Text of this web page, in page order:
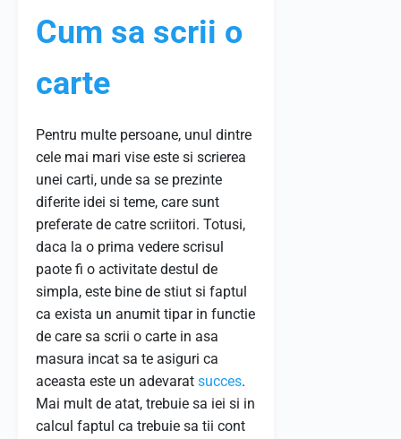
Cum sa scrii o
carte
Pentru multe persoane, unul dintre
cele mai mari vise este si scrierea
unei carti, unde sa se prezinte
diferite idei si teme, care sunt
preferate de catre scriitori. Totusi,
daca la o prima vedere scrisul
paote fi o activitate destul de
simpla, este bine de stiut si faptul
ca exista un anumit tipar in functie
de care sa scrii o carte in asa
masura incat sa te asiguri ca
aceasta este un adevarat succes.
Mai mult de atat, trebuie sa iei si in
calcul faptul ca trebuie sa tii cont